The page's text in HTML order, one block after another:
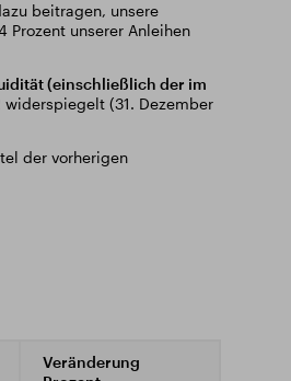
beitragen, unsere
unserer Anleihen
(einschließlich der im
(31. Dezember
der vorherigen
Veränderung